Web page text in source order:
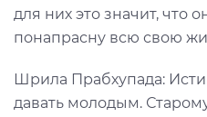
для них это значит, что
понапрасну всю свою
Шрила Прабхупада:
давать молодым.